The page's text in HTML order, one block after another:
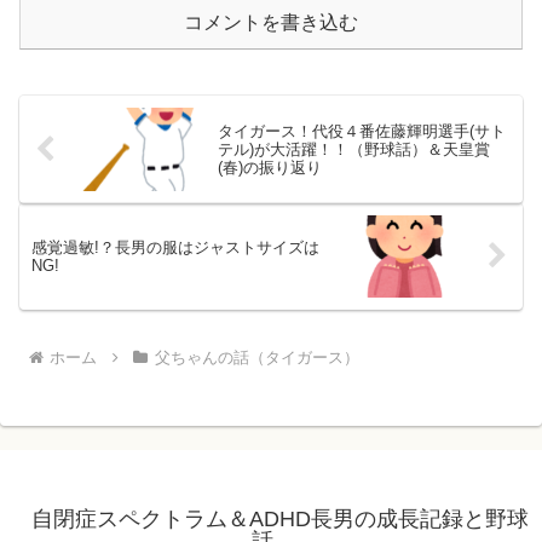
コメントを書き込む
タイガース！代役４番佐藤輝明選手(サト
テル)が大活躍！！（野球話）＆天皇賞
(春)の振り返り
感覚過敏!？長男の服はジャストサイズは
NG!
ホーム 父ちゃんの話（タイガース）
自閉症スペクトラム＆ADHD長男の成長記録と野球